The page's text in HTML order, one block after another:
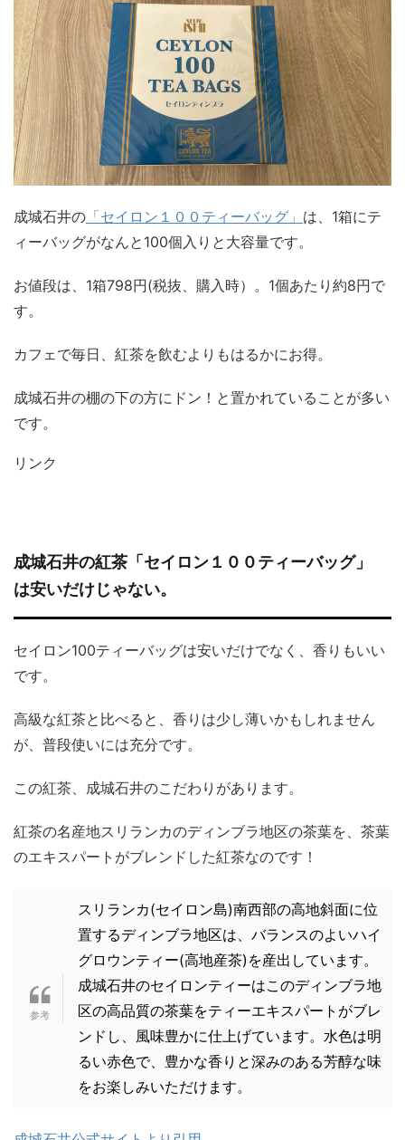
成城石井の 「セイロン１００ティーバッグ」 は、1箱にテ
ィーバッグがなんと100個入りと大容量です。
お値段は、1箱798円(税抜、購入時）。1個あたり約8円で
す。
カフェで毎日、紅茶を飲むよりもはるかにお得。
成城石井の棚の下の方にドン！と置かれていることが多い
です。
リンク
成城石井の紅茶「セイロン１００ティーバッグ」
は安いだけじゃない。
セイロン100ティーバッグは安いだけでなく、香りもいい
です。
高級な紅茶と比べると、香りは少し薄いかもしれません
が、普段使いには充分です。
この紅茶、成城石井のこだわりがあります。
紅茶の名産地スリランカのディンブラ地区の茶葉を、茶葉
のエキスパートがブレンドした紅茶なのです！
スリランカ(セイロン島)南西部の高地斜面に位
置するディンブラ地区は、バランスのよいハイ
グロウンティー(高地産茶)を産出しています。
成城石井のセイロンティーはこのディンブラ地
区の高品質の茶葉をティーエキスパートがブレ
ンドし、風味豊かに仕上げています。水色は明
るい赤色で、豊かな香りと深みのある芳醇な味
をお楽しみいただけます。